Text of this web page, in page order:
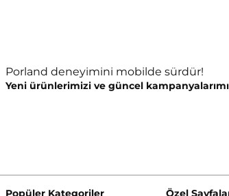
Porland deneyimini mobilde sürdür!
Yeni ürünlerimizi ve güncel
Popüler Kategoriler Özel